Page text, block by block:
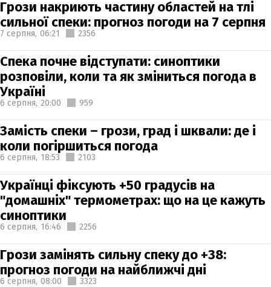
Грози накриють частину областей на тлі
сильної спеки: прогноз погоди на 7 серпня
7 серпня, 06:21 2356
Спека почне відступати: синоптики
розповіли, коли та як зміниться погода в
Україні
6 серпня, 20:00 959
Замість спеки – грози, град і шквали: де і
коли погіршиться погода
6 серпня, 18:53 2103
Українці фіксують +50 градусів на
"домашніх" термометрах: що на це кажуть
синоптики
6 серпня, 16:46 2256
Грози замінять сильну спеку до +38:
прогноз погоди на найближчі дні
6 серпня, 08:00 3323